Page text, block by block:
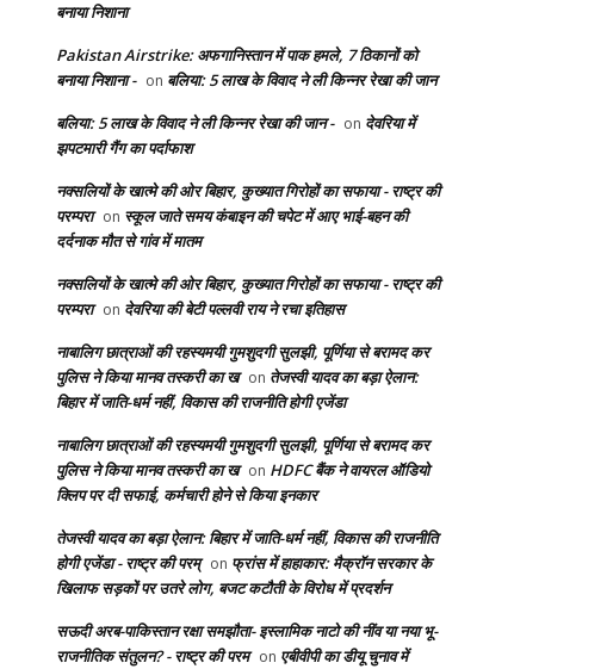
बनाया निशाना
Pakistan Airstrike: अफगानिस्तान में पाक हमले, 7 ठिकानों को
बनाया निशाना - on बलिया: 5 लाख के विवाद ने ली किन्नर रेखा की जान
बलिया: 5 लाख के विवाद ने ली किन्नर रेखा की जान - on देवरिया में
झपटमारी गैंग का पर्दाफाश
नक्सलियों के खात्मे की ओर बिहार, कुख्यात गिरोहों का सफाया - राष्ट्र की
परम्परा on स्कूल जाते समय कंबाइन की चपेट में आए भाई-बहन की
दर्दनाक मौत से गांव में मातम
नक्सलियों के खात्मे की ओर बिहार, कुख्यात गिरोहों का सफाया - राष्ट्र की
परम्परा on देवरिया की बेटी पल्लवी राय ने रचा इतिहास
नाबालिग छात्राओं की रहस्यमयी गुमशुदगी सुलझी, पूर्णिया से बरामद कर
पुलिस ने किया मानव तस्करी का ख on तेजस्वी यादव का बड़ा ऐलान:
बिहार में जाति-धर्म नहीं, विकास की राजनीति होगी एजेंडा
नाबालिग छात्राओं की रहस्यमयी गुमशुदगी सुलझी, पूर्णिया से बरामद कर
पुलिस ने किया मानव तस्करी का ख on HDFC बैंक ने वायरल ऑडियो
क्लिप पर दी सफाई, कर्मचारी होने से किया इनकार
तेजस्वी यादव का बड़ा ऐलान: बिहार में जाति-धर्म नहीं, विकास की राजनीति
होगी एजेंडा - राष्ट्र की परम् on फ्रांस में हाहाकार: मैक्रॉन सरकार के
खिलाफ सड़कों पर उतरे लोग, बजट कटौती के विरोध में प्रदर्शन
सऊदी अरब-पाकिस्तान रक्षा समझौता- इस्लामिक नाटो की नींव या नया भू-
राजनीतिक संतुलन? - राष्ट्र की परम on एबीवीपी का डीयू चुनाव में